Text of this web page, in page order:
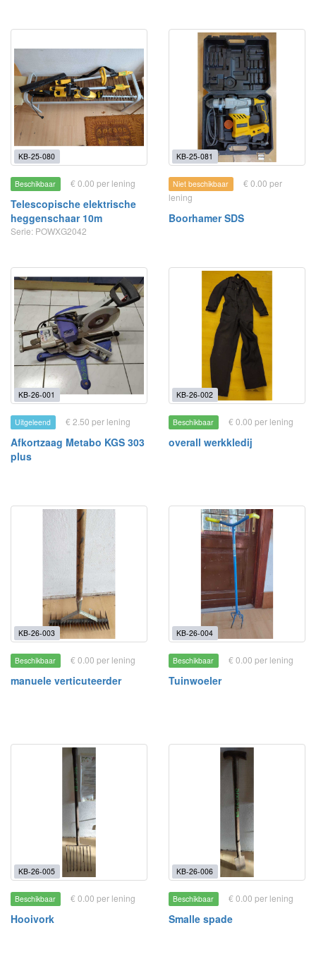
KB-25-080
Beschikbaar € 0.00 per lening
Telescopische elektrische
heggenschaar 10m
Serie: POWXG2042
KB-25-081
Niet beschikbaar
€ 0.00 per
lening
Boorhamer SDS
KB-26-001
Uitgeleend € 2.50 per lening
Afkortzaag Metabo KGS 303
plus
KB-26-002
Beschikbaar € 0.00 per lening
overall werkkledij
KB-26-003
Beschikbaar € 0.00 per lening
manuele verticuteerder
KB-26-004
Beschikbaar € 0.00 per lening
Tuinwoeler
KB-26-005
Beschikbaar € 0.00 per lening
Hooivork
KB-26-006
Beschikbaar € 0.00 per lening
Smalle spade